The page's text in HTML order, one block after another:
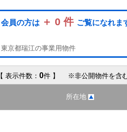
会員の方は ＋ 0 件 ご覧になれま
東京都瑞江の事業用物件
【 表示件数： 0件 】 ※非公開物件を含
所在地